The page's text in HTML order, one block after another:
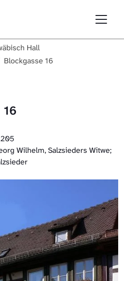
Hall
Blockgasse 16
205
Wilhelm, Salzsieders Witwe;